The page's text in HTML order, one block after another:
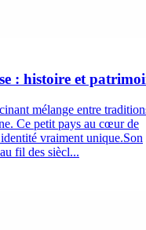
: histoire et
mélange entre
Ce petit pays au cœur de
vraiment unique.Son
fil des siècl...